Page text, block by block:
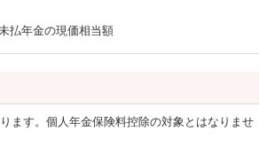
払年金の現価相当額
ます。個人年金保険料控除の対象とはなりませ